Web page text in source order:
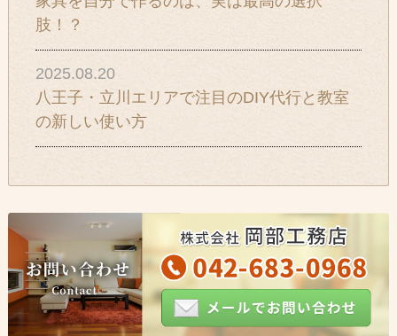
肢！？
2025.08.20
八王子・立川エリアで注目のDIY代行と教室
の新しい使い方